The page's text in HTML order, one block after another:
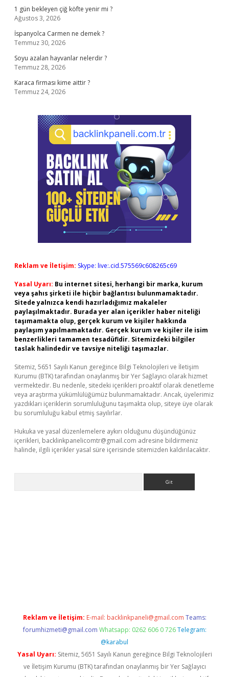
1 gün bekleyen çiğ köfte yenir mi ?
Ağustos 3, 2026
İspanyolca Carmen ne demek ?
Temmuz 30, 2026
Soyu azalan hayvanlar nelerdir ?
Temmuz 28, 2026
Karaca firması kime aittir ?
Temmuz 24, 2026
Reklam ve İletişim: Skype: live:.cid.575569c608265c69
Yasal Uyarı: Bu internet sitesi, herhangi bir marka, kurum
veya şahıs şirketi ile hiçbir bağlantısı bulunmamaktadır.
Sitede yalnızca kendi hazırladığımız makaleler
paylaşılmaktadır. Burada yer alan içerikler haber niteliği
taşımamakta olup, gerçek kurum ve kişiler hakkında
paylaşım yapılmamaktadır. Gerçek kurum ve kişiler ile isim
benzerlikleri tamamen tesadüfidir. Sitemizdeki bilgiler
taslak halindedir ve tavsiye niteliği taşımazlar.
Sitemiz, 5651 Sayılı Kanun gereğince Bilgi Teknolojileri ve İletişim
Kurumu (BTK) tarafından onaylanmış bir Yer Sağlayıcı olarak hizmet
vermektedir. Bu nedenle, sitedeki içerikleri proaktif olarak denetleme
veya araştırma yükümlülüğümüz bulunmamaktadır. Ancak, üyelerimiz
yazdıkları içeriklerin sorumluluğunu taşımakta olup, siteye üye olarak
bu sorumluluğu kabul etmiş sayılırlar.
Hukuka ve yasal düzenlemelere aykırı olduğunu düşündüğünüz
içerikleri, backlinkpanelicomtr@gmail.com adresine bildirmeniz
halinde, ilgili içerikler yasal süre içerisinde sitemizden kaldırılacaktır.
Reklam ve İletişim: E-mail: backlinkpaneli@gmail.com Teams:
forumhizmeti@gmail.com Whatsapp: 0262 606 0 726 Telegram:
@karabul
Yasal Uyarı: Sitemiz, 5651 Sayılı Kanun gereğince Bilgi Teknolojileri
ve İletişim Kurumu (BTK) tarafından onaylanmış bir Yer Sağlayıcı